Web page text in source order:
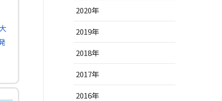
2020年
2019年
2018年
2017年
2016年